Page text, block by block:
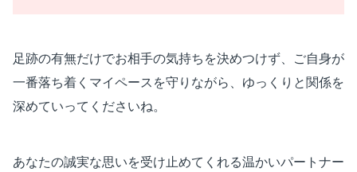
足跡の有無だけでお相手の気持ちを決めつけず、ご自身が
一番落ち着くマイペースを守りながら、ゆっくりと関係を
深めていってくださいね。
あなたの誠実な思いを受け止めてくれる温かいパートナー